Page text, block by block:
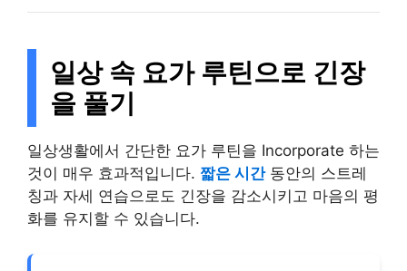
일상 속 요가 루틴으로 긴장
을 풀기
일상생활에서 간단한 요가 루틴을 Incorporate 하는
것이 매우 효과적입니다. 짧은 시간동안의 스트레
칭과 자세 연습으로도 긴장을 감소시키고 마음의 평
화를 유지할 수 있습니다.